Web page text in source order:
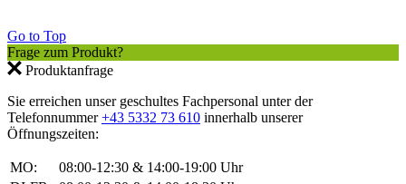
Go to Top
Frage zum Produkt?
Produktanfrage
Sie erreichen unser geschultes Fachpersonal unter der
Telefonnummer+43 5332 73 610 innerhalb unserer
Öffnungszeiten:
MO:
08:00-12:30 & 14:00-19:00 Uhr